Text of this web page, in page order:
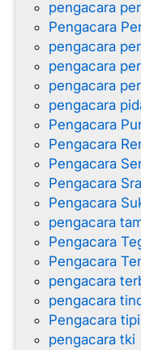
pengacara
Pengacara
pengacara
pengacara
pengacara
pengacara
Pengacara
Pengacara
Pengacara
Pengacara
Pengacara
pengacara
Pengacara
Pengacara
pengacara
pengacara
Pengacara
pengacara tki